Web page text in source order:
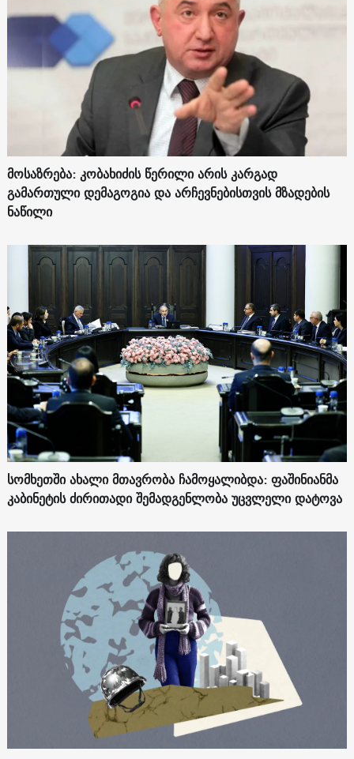
მოსაზრება: კობახიძის წერილი არის კარგად
გამართული დემაგოგია და არჩევნებისთვის მზადების
ნაწილი
სომხეთში ახალი მთავრობა ჩამოყალიბდა: ფაშინიანმა
კაბინეტის ძირითადი შემადგენლობა უცვლელი დატოვა